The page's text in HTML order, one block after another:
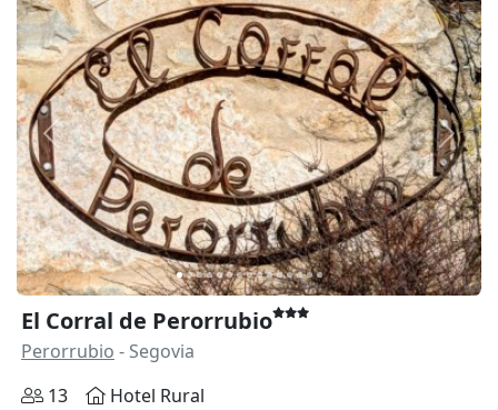
Anterior
El Corral de Perorrubio
Perorrubio - Segovia
13
Hotel Rural